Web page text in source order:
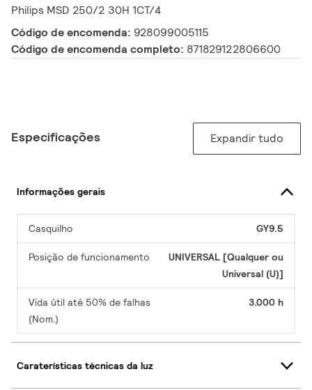
Philips MSD 250/2 30H 1CT/4
Código de encomenda: 928099005115
Código de encomenda completo: 871829122806600
Especificações Expandir tudo
Informações gerais
Casquilho GY9.5
Posição de funcionamento
UNIVERSAL [Qualquer ou
Universal (U)]
Vida útil até 50% de falhas
(Nom.)
3.000 h
Caraterísticas técnicas da luz